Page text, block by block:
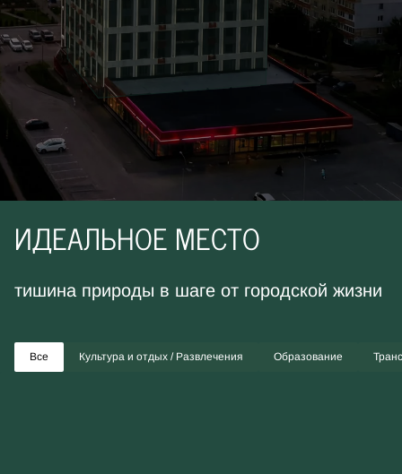
ИДЕАЛЬНОЕ МЕСТО
тишина природы в шаге от городской жизни
Все Культура и отдых / Развлечения Образование